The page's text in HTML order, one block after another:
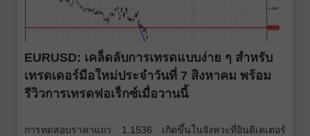
EURUSD: เคล็ดลับการเทรดแบบง่าย ๆ สำหรับ
เทรดเดอร์มือใหม่ประจำวันที่ 7 สิงหาคม พร้อม
รีวิวการเทรดฟอเร็กซ์เมื่อวานนี้
การทดสอบราคาแถว 1.1536 เกิดขึ้นในจังหวะที่อินดิเคเตอร์